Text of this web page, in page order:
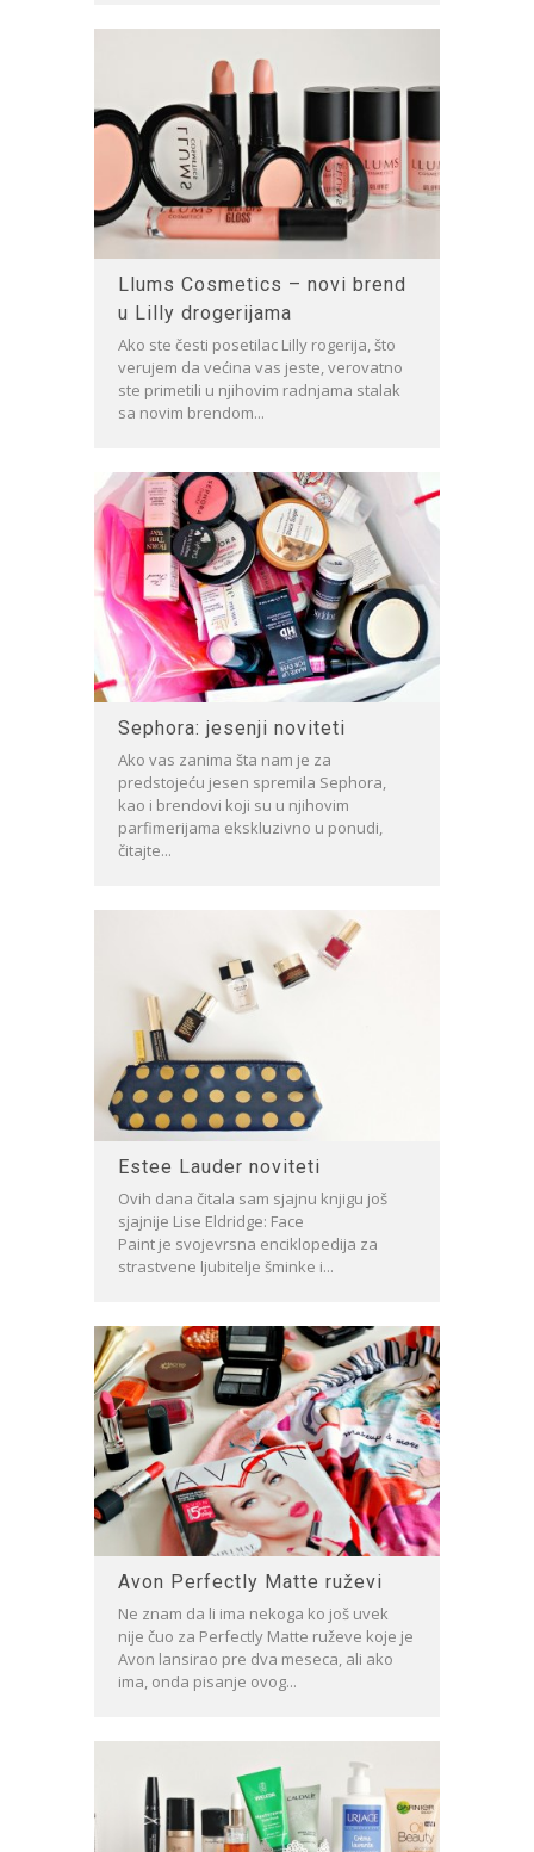
Llums Cosmetics – novi brend
u Lilly drogerijama
Ako ste česti posetilac Lilly rogerija, što
verujem da većina vas jeste, verovatno
ste primetili u njihovim radnjama stalak
sa novim brendom...
Sephora: jesenji noviteti
Ako vas zanima šta nam je za
predstojeću jesen spremila Sephora,
kao i brendovi koji su u njihovim
parfimerijama ekskluzivno u ponudi,
čitajte...
Estee Lauder noviteti
Ovih dana čitala sam sjajnu knjigu još
sjajnije Lise Eldridge: Face
Paint je svojevrsna enciklopedija za
strastvene ljubitelje šminke i...
Avon Perfectly Matte ruževi
Ne znam da li ima nekoga ko još uvek
nije čuo za Perfectly Matte ruževe koje je
Avon lansirao pre dva meseca, ali ako
ima, onda pisanje ovog...